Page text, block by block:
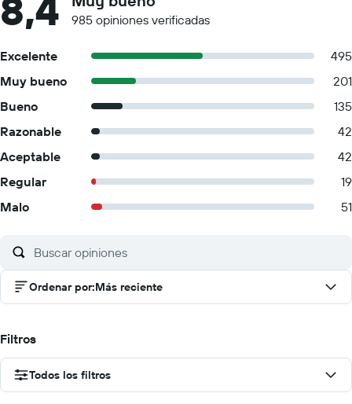
985 opiniones verificadas
Excelente
495
Muy bueno
201
Bueno
135
Razonable
42
Aceptable
42
Regular
19
Malo
51
Ordenar por:Más reciente
Filtros
Todos los filtros